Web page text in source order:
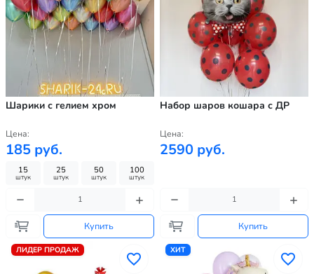
Шарики с гелием хром
Цена:
185 руб.
15
штук
25
штук
50
штук
100
штук
Купить
Набор шаров кошара с ДР
Цена:
2590 руб.
Купить
ЛИДЕР ПРОДАЖ ХИТ